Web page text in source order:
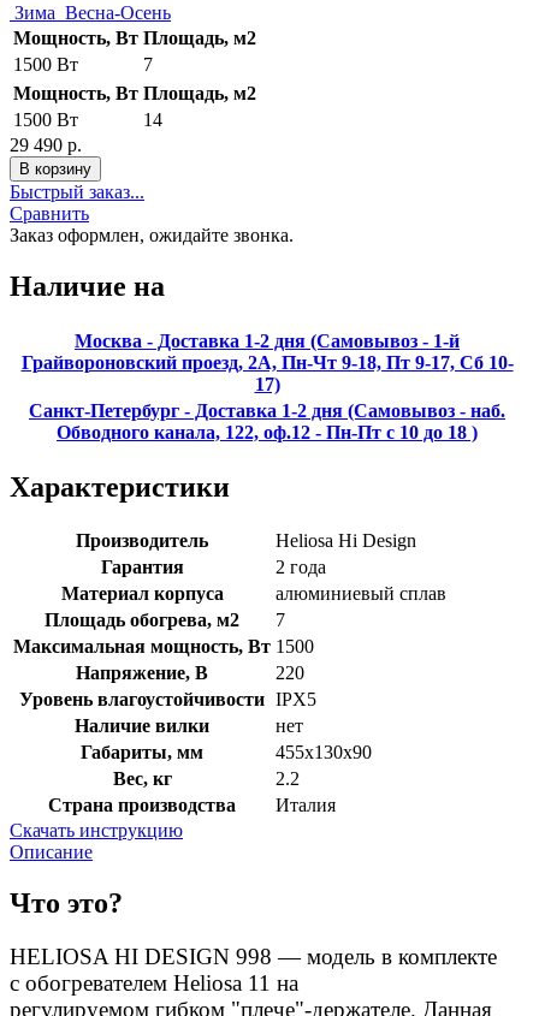
Зима Весна-Осень
Мощность, Вт Площадь, м2
1500 Вт
7
Мощность, Вт Площадь, м2
1500 Вт
14
29 490 р.
Быстрый заказ...
Сравнить
Заказ оформлен, ожидайте звонка.
Наличие на
Москва - Доставка 1-2 дня (Самовывоз - 1-й
Грайвороновский проезд, 2А, Пн-Чт 9-18, Пт 9-17, Сб 10-
17)
Санкт-Петербург - Доставка 1-2 дня (Самовывоз - наб.
Обводного канала, 122, оф.12 - Пн-Пт с 10 до 18 )
Характеристики
Производитель
Heliosa Hi Design
Гарантия
2 года
Материал корпуса
алюминиевый сплав
Площадь обогрева, м2
7
Максимальная мощность, Вт 1500
Напряжение, В
220
Уровень влагоустойчивости IPX5
Наличие вилки
нет
Габариты, мм
455х130х90
Вес, кг
2.2
Страна производства
Италия
Скачать инструкцию
Описание
Что это?
HELIOSA HI DESIGN 998 — модель в комплекте
с обогревателем Heliosa 11 на
регулируемом гибком "плече"-держателе. Данная